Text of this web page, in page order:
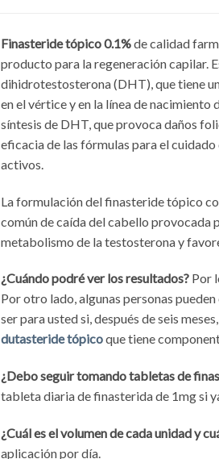
Finasteride tópico 0.1%de calidad
producto para la regeneración capilar.
dihidrotestosterona (DHT), que tiene
en el vértice y en la línea de
síntesis de DHT, que provoca daños
eficacia de las fórmulas para el
activos.
La formulación del finasteride tópico
común de caída del cabello provocada
metabolismo de la testosterona y
¿Cuándo podré ver los resultados? Por
Por otro lado, algunas personas
ser para usted si, después de seis
dutasteride tópicoque tiene
¿Debo seguir tomando tabletas de
tableta diaria de finasterida de 1mg si
¿Cuál es el volumen de cada unidad y
aplicación por día.